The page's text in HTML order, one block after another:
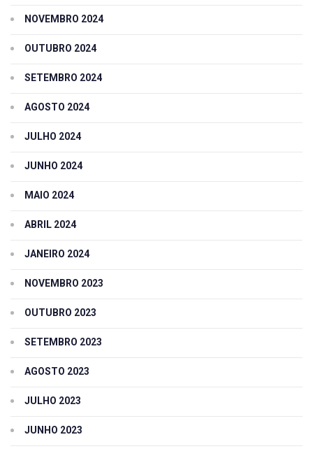
NOVEMBRO 2024
OUTUBRO 2024
SETEMBRO 2024
AGOSTO 2024
JULHO 2024
JUNHO 2024
MAIO 2024
ABRIL 2024
JANEIRO 2024
NOVEMBRO 2023
OUTUBRO 2023
SETEMBRO 2023
AGOSTO 2023
JULHO 2023
JUNHO 2023